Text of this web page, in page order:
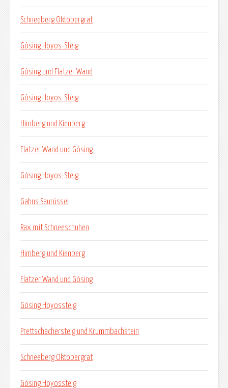
Schneeberg Oktobergrat
Gösing Hoyos-Steig
Gösing und Flatzer Wand
Gösing Hoyos-Steig
Himberg und Kienberg
Flatzer Wand und Gösing
Gösing Hoyos-Steig
Gahns Saurüssel
Rax mit Schneeschuhen
Himberg und Kienberg
Flatzer Wand und Gösing
Gösing Hoyossteig
Prettschachersteig und Krummbachstein
Schneeberg Oktobergrat
Gösing Hoyossteig